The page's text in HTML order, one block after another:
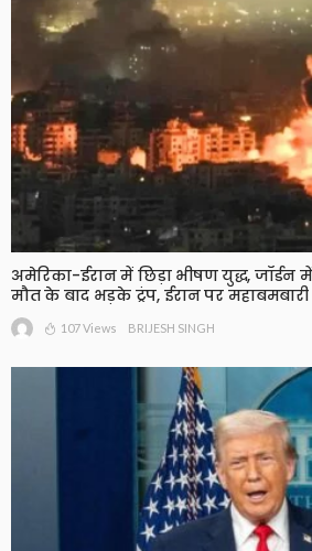
अमेरिका-ईरान में छिड़ा भीषण युद्ध, जॉर्डन
मौत के बाद भड़के ट्रंप, ईरान पर
107 Views BRIJESH SINGH